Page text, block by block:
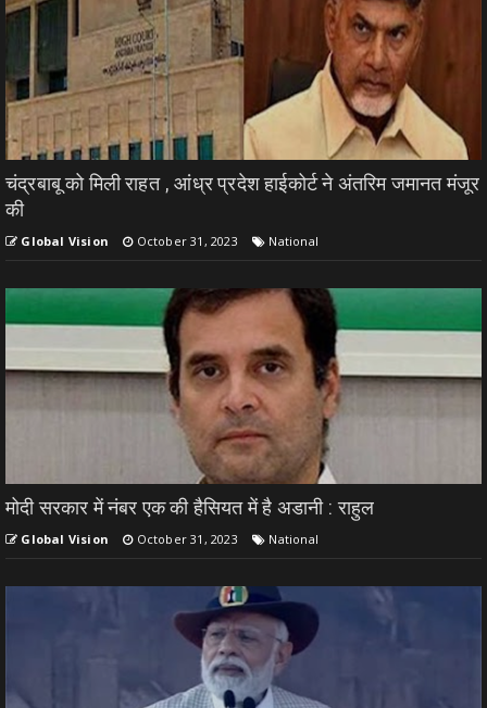
चंद्रबाबू को मिली राहत , आंध्र प्रदेश हाईकोर्ट ने अंतरिम जमानत मंजूर
की
Global Vision October 31, 2023 National
मोदी सरकार में नंबर एक की हैसियत में है अडानी : राहुल
Global Vision October 31, 2023 National